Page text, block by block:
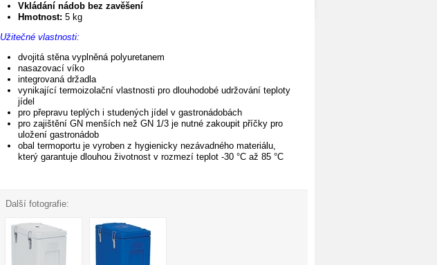
Vkládání nádob bez zavěšení
Hmotnost: 5 kg
Užitečné vlastnosti:
dvojitá stěna vyplněná polyuretanem
nasazovací víko
integrovanádržadla
vynikající termoizolační vlastnosti pro dlouhodobé udržování teploty
jídel
pro přepravu teplých i studených jídel v gastronádobách
pro zajištění GN menších než GN 1/3 je nutné zakoupit příčky pro
uložení gastronádob
obal termoportu je vyroben z hygienicky nezávadného materiálu,
který garantuje dlouhou životnost v rozmezí teplot -30 °C až 85 °C
Další fotografie: